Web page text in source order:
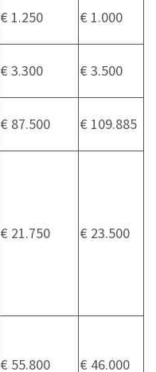
€ 1.250 € 1.000
€ 3.300 € 3.500
€ 87.500 € 109.885
€ 21.750 € 23.500
€ 55.800 € 46.000